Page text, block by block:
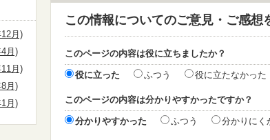
この情報についてのご意見・ご感想
このページの内容は役に立ちましたか？
役に立った ふつう 役に立たなかった
このページの内容は分かりやすかったですか？
分かりやすかった ふつう 分かりにく
月)
月)
月)
月)
月)